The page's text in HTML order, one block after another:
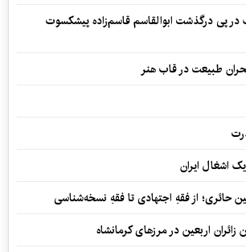
در پی درگذشت ابوالقاسم قاسم‌زاده پیشکسوت
طبیعت در قاب هنر
اشغال ایران
حائری؛ از فقهِ اجتهادی تا فقهِ نسخه‌شناسی